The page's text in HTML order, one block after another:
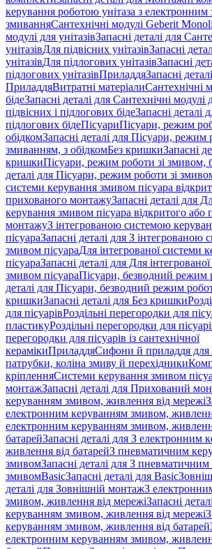
керування роботою унітаза з електронним
змиванняСантехнічні модулі Geberit
модулі для унітазівЗапасні деталі для
унітазівДля підвісних унітазівЗапасні
унітазівДля підлогових унітазівЗапасні
підлогових унітазівПриладдяЗапасні
ПриладдяВитратні матеріалиСантехнічні
бідеЗапасні деталі для Сантехнічні модулі
підвісних і підлогових бідеЗапасні деталі
підлогових бідеПісуариПісуари, режим
обідкомЗапасні деталі для Пісуари, режим
змиванням, з обідкомБез кришкиЗапасні
кришкиПісуари, режим роботи зі змивом,
деталі для Пісуари, режим роботи зі
системи керування змивом пісуара
прихованого монтажуЗапасні деталі для
керування змивом пісуара відкритого або
монтажуЗ інтегрованою системою
пісуараЗапасні деталі для З інтегрованою
змивом пісуараДля інтегрованої системи
пісуараЗапасні деталі для Для
змивом пісуараПісуари, безводний режим
деталі для Пісуари, безводний режим
кришкиЗапасні деталі для Без кришки
для пісуарівРоздільні перегородки для
пластикуРоздільні перегородки для
перегородки для пісуарів із сантехнічної
керамікиПриладдяСифони й приладдя для
патрубки, коліна змиву й перехідники
кріпленняСистеми керування змивом
монтажЗапасні деталі для Прихований
керуванням змивом, живлення від мережі
електронним керуванням змивом,
електронним керуванням змивом,
батарейЗапасні деталі для З електронним
живлення від батарейЗ пневматичним
змивомЗапасні деталі для З
змивомBasicЗапасні деталі для Basic
деталі для Зовнішній монтажЗ
змивом, живлення від мережіЗапасні
керуванням змивом, живлення від мережі
керуванням змивом, живлення від батарей
електронним керуванням змивом,